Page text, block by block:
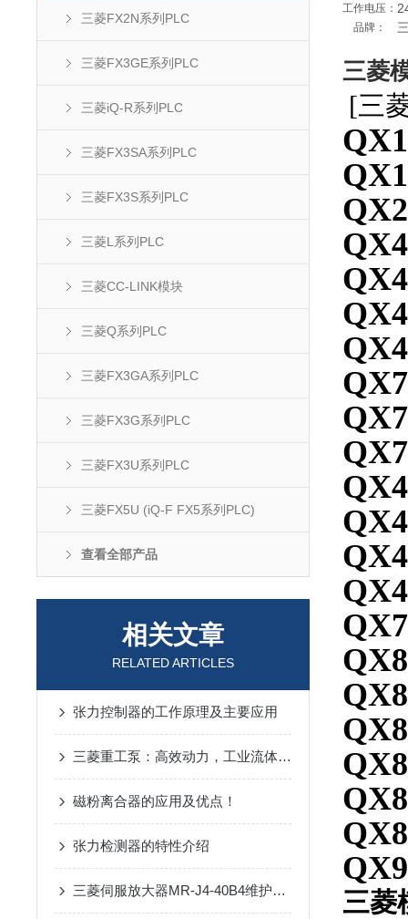
三菱FX2N系列PLC
三菱FX3GE系列PLC
三菱iQ-R系列PLC
三菱FX3SA系列PLC
三菱FX3S系列PLC
三菱L系列PLC
三菱CC-LINK模块
三菱Q系列PLC
三菱FX3GA系列PLC
三菱FX3G系列PLC
三菱FX3U系列PLC
三菱FX5U (iQ-F FX5系列PLC)
查看全部产品
相关文章
RELATED ARTICLES
张力控制器的工作原理及主要应用
三菱重工泵：高效动力，工业流体输送的可靠选择
磁粉离合器的应用及优点！
张力检测器的特性介绍
三菱伺服放大器MR-J4-40B4维护手册：定期检查、清洁与寿命延长技巧
工作电压：
品牌：
三菱
[三
三菱